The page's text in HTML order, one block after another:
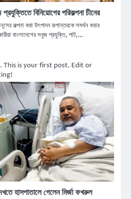
বিনিয়োগের পরিকল্পনা চীনের
কল্পনা করা উৎপাদন রূপান্তরকে সমর্থন করার
বাংলাদেশের সবুজ প্রযুক্তি, পাট,…
This is your first post. Edit or
হাসপাতালে গেলেন মির্জা ফখরুল